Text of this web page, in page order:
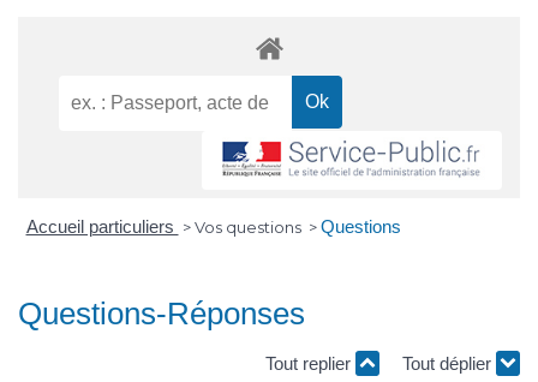
Accueil particuliers > Vos questions > Questions
Questions-Réponses
Tout replier Tout déplier